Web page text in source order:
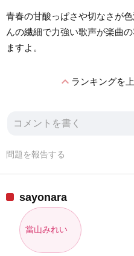
青春の甘酸っぱさや切なさが
んの繊細で力強い歌声が楽曲
ますよ。
expand_lessランキングを
問題を報告する
sayonara
當山みれい